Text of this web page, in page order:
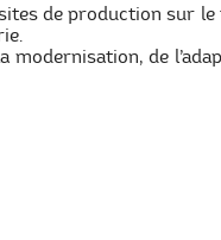
sites de production sur
modernisation, de